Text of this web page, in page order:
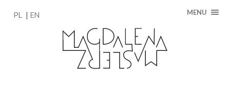
MENU
PL EN